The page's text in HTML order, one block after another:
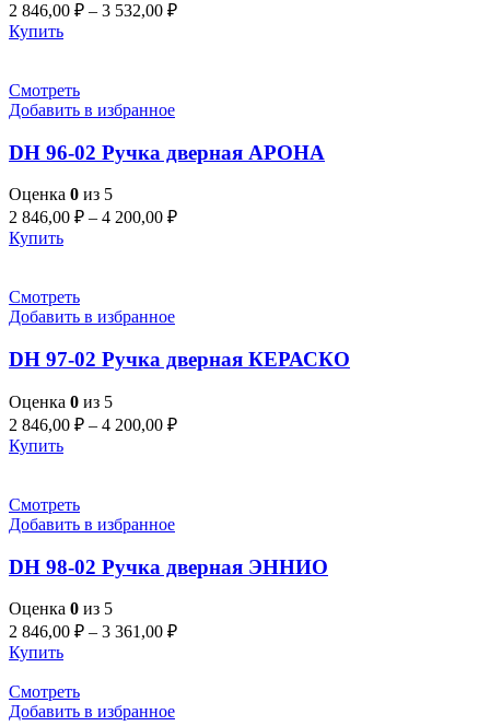
2 846,00 ₽ – 3 532,00 ₽
Купить
Смотреть
Добавить в избранное
DH 96-02 Ручка дверная АРОНА
Оценка 0 из 5
2 846,00 ₽ – 4 200,00 ₽
Купить
Смотреть
Добавить в избранное
DH 97-02 Ручка дверная КЕРАСКО
Оценка 0 из 5
2 846,00 ₽ – 4 200,00 ₽
Купить
Смотреть
Добавить в избранное
DH 98-02 Ручка дверная ЭННИО
Оценка 0 из 5
2 846,00 ₽ – 3 361,00 ₽
Купить
Смотреть
Добавить в избранное